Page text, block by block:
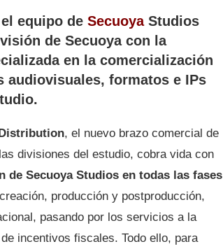
equipo de SecuoyaStudios
de Secuoya con la
en la comercialización
audiovisuales, formatos e IPs
, el nuevo brazo comercial de
divisiones del estudio, cobra vida con
Secuoya Studios en todas las fases
producción y postproducción,
pasando por los servicios a la
incentivos fiscales. Todo ello, para